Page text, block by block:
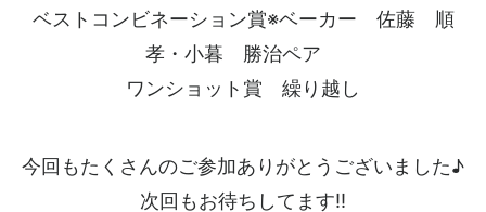
ベストコンビネーション賞※ベーカー 佐藤 順
孝・小暮 勝治ペア
ワンショット賞 繰り越し
今回もたくさんのご参加ありがとうございました♪
次回もお待ちしてます!!